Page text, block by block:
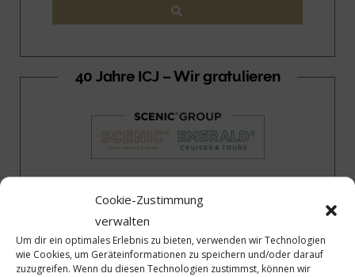
Cookie-Zustimmung
verwalten
Um dir ein optimales Erlebnis zu bieten, verwenden wir Technologien
wie Cookies, um Geräteinformationen zu speichern und/oder darauf
zuzugreifen. Wenn du diesen Technologien zustimmst, können wir
40 Jahre ICJ – Wir gratulieren
40 Jahre ICJ – Wir gratulieren